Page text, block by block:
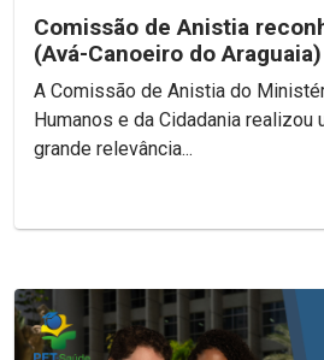
Comissão de Anistia
(Avá-Canoeiro do
político coletivo
A Comissão de Anistia do
Humanos e da Cidadania realizou
grande relevância...